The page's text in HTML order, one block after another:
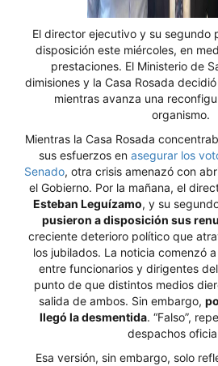
El director ejecutivo y su segundo
disposición este miércoles, en
prestaciones. El Ministerio de
dimisiones y la Casa Rosada
mientras avanza una
organismo.
Mientras la Casa Rosada
sus esfuerzos en asegurar los
Senado, otra crisis amenazó con
el Gobierno. Por la mañana, el
Esteban Leguízamo, y su
pusieron a disposición sus
creciente deterioro político que
los jubilados. La noticia comenzó
entre funcionarios y dirigentes
punto de que distintos medios
salida de ambos. Sin embargo,
llegó la desmentida. “Falso”,
despachos
Esa versión, sin embargo, solo